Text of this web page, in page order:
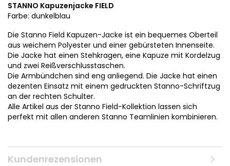
STANNO Kapuzenjacke FIELD
Farbe: dunkelblau
Die Stanno Field Kapuzen-Jacke ist ein bequemes Oberteil
aus weichem Polyester und einer gebürsteten Innenseite.
Die Jacke hat einen Stehkragen, eine Kapuze mit Kordelzug
und zwei Reißverschlusstaschen.
Die Armbündchen sind eng anliegend. Die Jacke hat einen
dezenten Einsatz mit einem gedruckten Stanno-Schriftzug
an der rechten Schulter.
Alle Artikel aus der Stanno Field-Kollektion lassen sich
perfekt mit allen anderen Stanno Teamlinien kombinieren.
Kundenrezensionen